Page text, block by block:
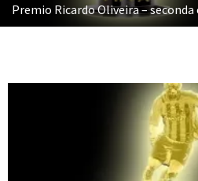
Premio Ricardo Oliveira –